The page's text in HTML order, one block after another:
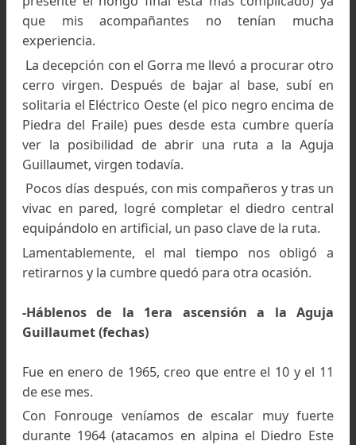
y en cuanto llegamos, nos manifestaron que
se dirigían al Cerro Pirámide, remate norte
cordón Gaea, pero en realidad se adelantaron
sigilo y lograron la primera ascensión del
Blanca por el Este.
Recuerdo la decepción de mis colegas por
actitud cuando en nuestro campamento 2,
cueva al pie del filo SO del Gorra, no
creer las palabras de un compañero que
de un tirón desde el base nos informo que el
grupo había subido el Gorra pocas horas
nos recomendaban escalarlo para ver su